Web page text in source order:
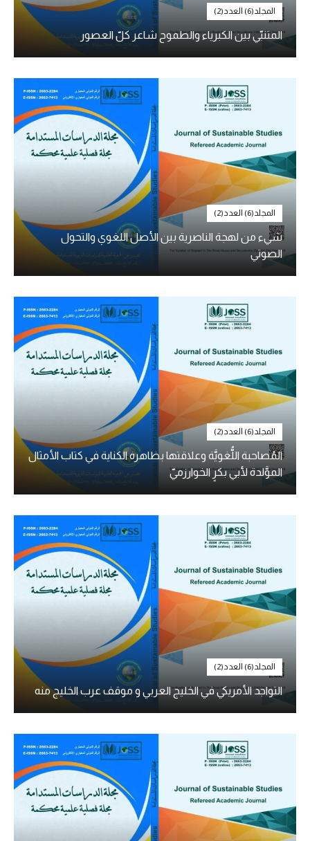
المجلد(6) العدد(2)
المتنبّي بين الكبرياء والطموح شاعر كلّ العصور
المجلد(6) العدد(2)
شيء من لهجة الناصرية بين الأصل اللغوي والتحول
الصوتي
المجلد(6) العدد(2)
المُصاحبة اللُّغويَّة وعلاقتها بظاهرة الكناية في كتاب الأمثال
الموَّلدة لأبي بكرٍ الخوارزميّ
المجلد(6) العدد(2)
التواجد الأمريكي في الخليج العربي و موقف عرب الخليج منه